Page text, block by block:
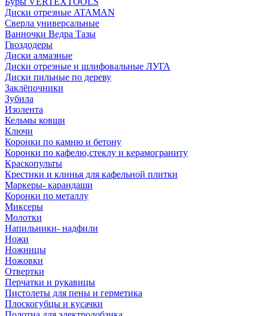
Диски отрезные ATAMAN
Сверла универсальные
Ванночки Ведра Тазы
Гвоздодеры
Диски алмазные
Диски отрезные и шлифовальные ЛУГА
Диски пильные по дереву
Заклёпочники
Зубила
Изолента
Кельмы ковши
Ключи
Коронки по камню и бетону
Коронки по кафелю,стеклу и керамограниту
Краскопульты
Крестики и клинья для кафельной плитки
Маркеры- карандаши
Коронки по металлу
Миксеры
Молотки
Напильники- надфили
Ножи
Ножницы
Ножовки
Отвертки
Перчатки и рукавицы
Пистолеты для пены и герметика
Плоскогубцы и кусачки